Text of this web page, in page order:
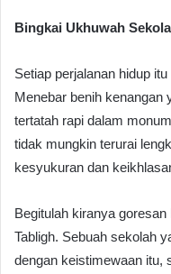
Bingkai Ukhuwah
Setiap perjalanan hidup
Menebar benih kenangan
tertatah rapi dalam
tidak mungkin terurai
kesyukuran dan
Begitulah kiranya
Tabligh. Sebuah sekolah
dengan keistimewaan itu,